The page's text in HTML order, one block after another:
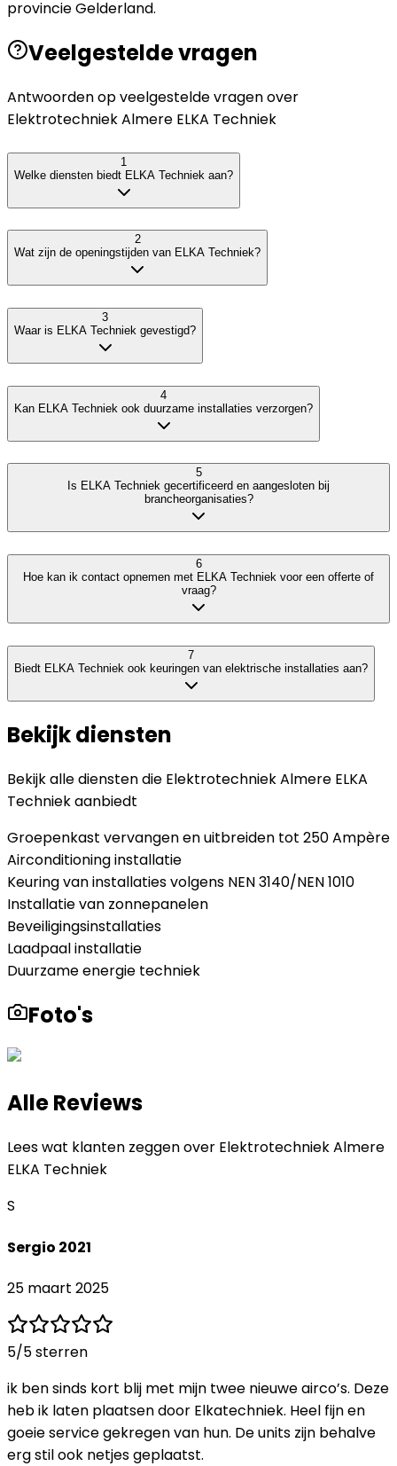
provincie Gelderland.
Veelgestelde vragen
Antwoorden op veelgestelde vragen over
Elektrotechniek Almere ELKA Techniek
1
Welke diensten biedt ELKA Techniek aan?
2
Wat zijn de openingstijden van ELKA Techniek?
3
Waar is ELKA Techniek gevestigd?
4
Kan ELKA Techniek ook duurzame installaties verzorgen?
5
Is ELKA Techniek gecertificeerd en aangesloten bij
brancheorganisaties?
6
Hoe kan ik contact opnemen met ELKA Techniek voor een offerte of
vraag?
7
Biedt ELKA Techniek ook keuringen van elektrische installaties aan?
Bekijk diensten
Bekijk alle diensten die Elektrotechniek Almere ELKA
Techniekaanbiedt
Groepenkast vervangen en uitbreiden tot 250 Ampère
Airconditioning installatie
Keuring van installaties volgens NEN 3140/NEN 1010
Installatie van zonnepanelen
Beveiligingsinstallaties
Laadpaal installatie
Duurzame energie techniek
Foto's
Alle Reviews
Lees wat klanten zeggen over Elektrotechniek Almere
ELKA Techniek
S
Sergio 2021
25 maart 2025
5/5 sterren
ik ben sinds kort blij met mijn twee nieuwe airco’s. Deze
heb ik laten plaatsen door Elkatechniek. Heel fijn en
goeie service gekregen van hun. De units zijn behalve
erg stil ook netjes geplaatst.